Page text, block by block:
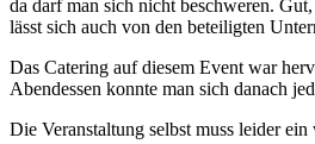
da darf man sich nicht beschweren.
lässt sich auch von den beteiligten
Das Catering auf diesem Event war
Abendessen konnte man sich danach
Die Veranstaltung selbst muss leider